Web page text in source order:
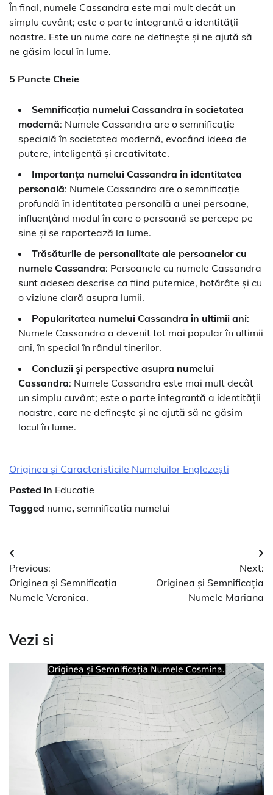
În final, numele Cassandra este mai mult decât un
simplu cuvânt; este o parte integrantă a identității
noastre. Este un nume care ne definește și ne ajută să
ne găsim locul în lume.
5 Puncte Cheie
Semnificația numelui Cassandra în societatea
modernă: Numele Cassandra are o semnificație
specială în societatea modernă, evocând ideea de
putere, inteligență și creativitate.
Importanța numelui Cassandra în identitatea
personală: Numele Cassandra are o semnificație
profundă în identitatea personală a unei persoane,
influențând modul în care o persoană se percepe pe
sine și se raportează la lume.
Trăsăturile de personalitate ale persoanelor cu
numele Cassandra: Persoanele cu numele Cassandra
sunt adesea descrise ca fiind puternice, hotărâte și cu
o viziune clară asupra lumii.
Popularitatea numelui Cassandra în ultimii ani:
Numele Cassandra a devenit tot mai popular în ultimii
ani, în special în rândul tinerilor.
Concluzii și perspective asupra numelui
Cassandra: Numele Cassandra este mai mult decât
un simplu cuvânt; este o parte integrantă a identității
noastre, care ne definește și ne ajută să ne găsim
locul în lume.
Originea și Caracteristicile Numeluilor Englezești
Posted in Educatie
Tagged nume, semnificatia numelui
Navigare
în
articole
Previous:
Originea și Semnificația
Numele Veronica.
Next:
Originea și Semnificația
Numele Mariana
Vezi si